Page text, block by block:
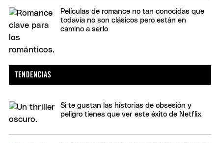
Películas de romance no tan conocidas que
todavía no son clásicos pero están en
camino a serlo
Si te gustan las historias de obsesión y
peligro tienes que ver este éxito de Netflix